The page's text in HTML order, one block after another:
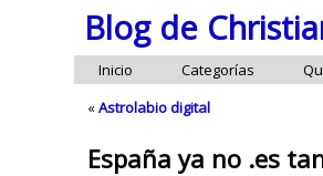
Blog de
Inicio Categorías
«Astrolabio digital
España ya no .es